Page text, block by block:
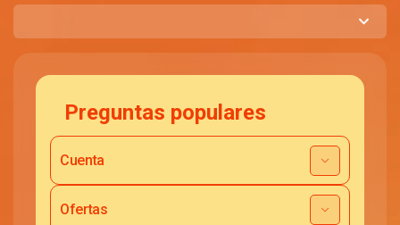
Preguntas populares
Cuenta
Ofertas